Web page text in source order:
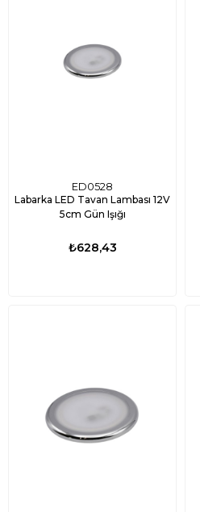
ED0528
Labarka LED Tavan Lambası 12V
5cm Gün Işığı
₺628,43